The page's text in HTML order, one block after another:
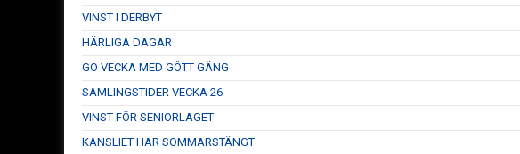
VINST I DERBYT
HÄRLIGA DAGAR
GO VECKA MED GÔTT GÄNG
SAMLINGSTIDER VECKA 26
VINST FÖR SENIORLAGET
KANSLIET HAR SOMMARSTÄNGT